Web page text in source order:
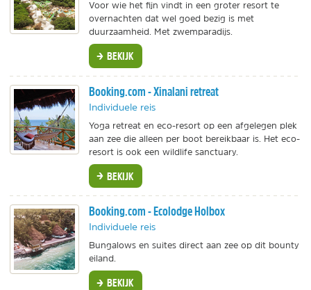
Voor wie het fijn vindt in een groter resort te
overnachten dat wel goed bezig is met
duurzaamheid. Met zwemparadijs.
BEKIJK
Booking.com - Xinalani retreat
Individuele reis
Yoga retreat en eco-resort op een afgelegen plek
aan zee die alleen per boot bereikbaar is. Het eco-
resort is ook een wildlife sanctuary.
BEKIJK
Booking.com - Ecolodge Holbox
Individuele reis
Bungalows en suites direct aan zee op dit bounty
eiland.
BEKIJK